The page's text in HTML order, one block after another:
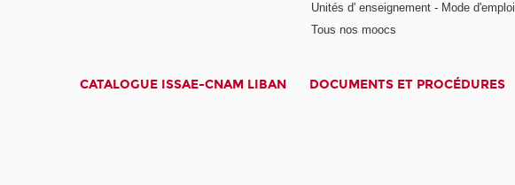
Unités d' enseignement - Mode d'emploi
Tous nos moocs
CATALOGUE ISSAE-CNAM LIBAN DOCUMENTS ET PROCÉDURES